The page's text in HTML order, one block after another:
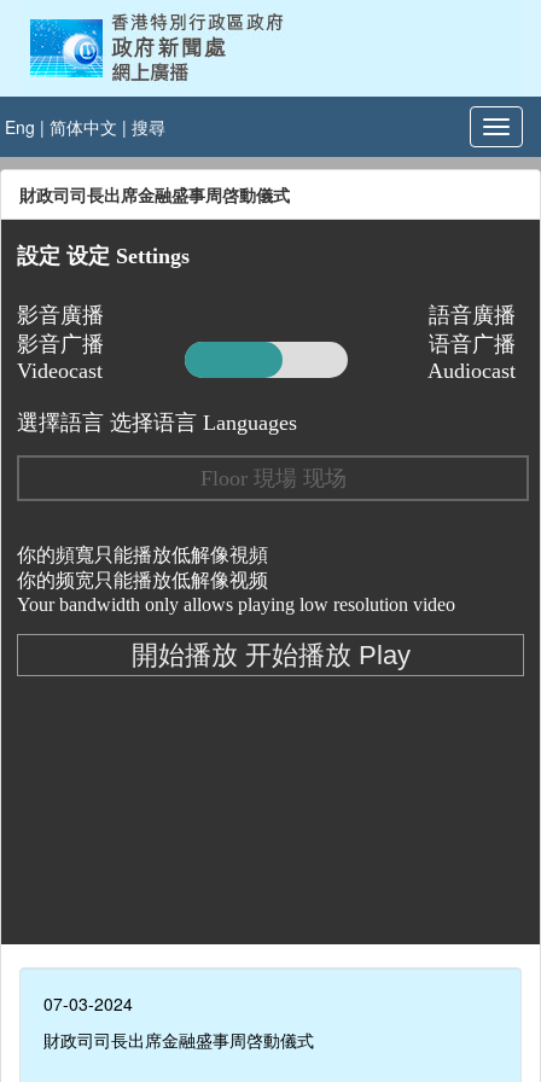
Eng | 简体中文 | 搜尋
財政司司長出席金融盛事周啓動儀式
07-03-2024
財政司司長出席金融盛事周啓動儀式